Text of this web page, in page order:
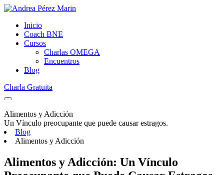
Inicio
Coach BNE
Cursos
Charlas OMEGA
Encuentros
Blog
Charla Gratuita
Alimentos y Adicción
Un Vínculo preocupante que puede causar estragos.
Blog
Alimentos y Adicción
Alimentos y Adicción: Un Vínculo